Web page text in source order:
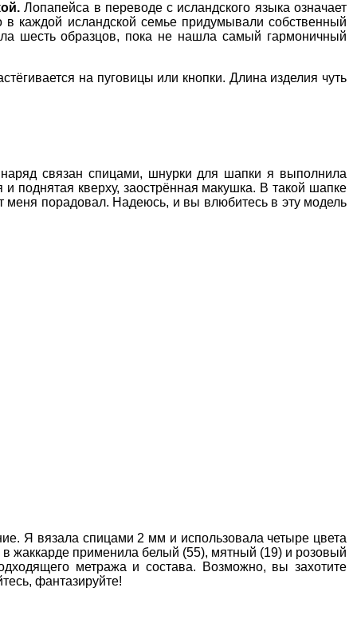
Лопапейса в переводе с исландского языка означает
в каждой исландской семье придумывали собственный
шесть образцов, пока не нашла самый гармоничный
на пуговицы или кнопки. Длина изделия чуть
связан спицами, шнурки для шапки я выполнила
поднятая кверху, заострённая макушка. В такой шапке
меня порадовал. Надеюсь, и вы влюбитесь в эту модель
Я вязала спицами 2 мм и использовала четыре цвета
жаккарде применила белый (55), мятный (19) и розовый
метража и состава. Возможно, вы захотите
фантазируйте!